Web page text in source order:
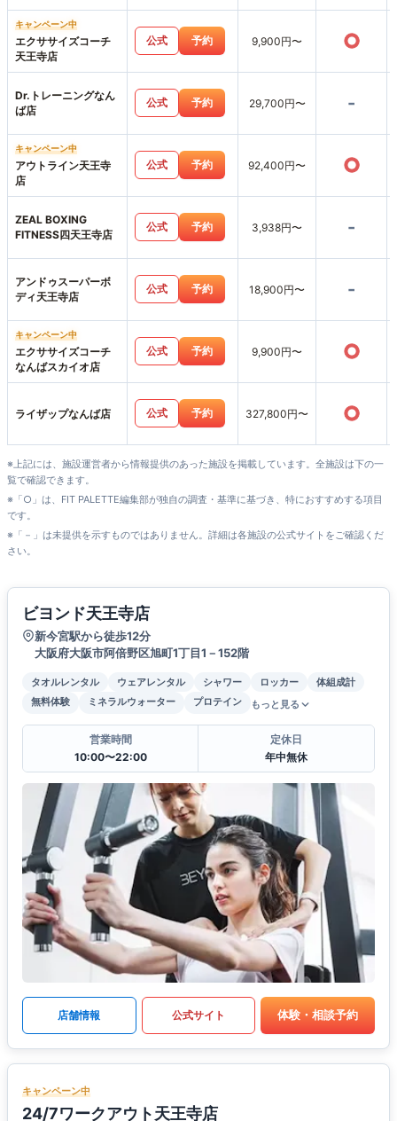
キャンペーン中
エクササイズコーチ
天王寺店
公式 予約 9,900円〜 ○
Dr.トレーニングなん
ば店
公式 予約 29,700円〜 -
キャンペーン中
アウトライン天王寺
店
公式 予約 92,400円〜 ○
ZEAL BOXING
FITNESS四天王寺店
公式 予約 3,938円〜 -
アンドゥスーパーボ
ディ天王寺店
公式 予約 18,900円〜 -
キャンペーン中
エクササイズコーチ
なんばスカイオ店
公式 予約 9,900円〜 ○
ライザップなんば店 公式 予約 327,800円〜 ○
※上記には、施設運営者から情報提供のあった施設を掲載しています。全施設は下の一
覧で確認できます。
※「○」は、FIT PALETTE編集部が独自の調査・基準に基づき、特におすすめする項目
です。
※「－」は未提供を示すものではありません。詳細は各施設の公式サイトをご確認くだ
さい。
ビヨンド天王寺店
新今宮駅から徒歩12分
大阪府大阪市阿倍野区旭町1丁目1－152階
タオルレンタル ウェアレンタル シャワー ロッカー
体組成計
無料体験
ミネラルウォーター プロテイン もっと見る
営業時間
10:00〜22:00
定休日
年中無休
店舗情報 公式サイト 体験・相談予約
キャンペーン中
24/7ワークアウト天王寺店